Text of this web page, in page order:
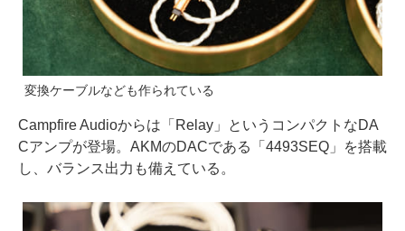
変換ケーブルなども作られている
Campfire Audioからは「Relay」というコンパクトなDA
Cアンプが登場。AKMのDACである「4493SEQ」を搭載
し、バランス出力も備えている。